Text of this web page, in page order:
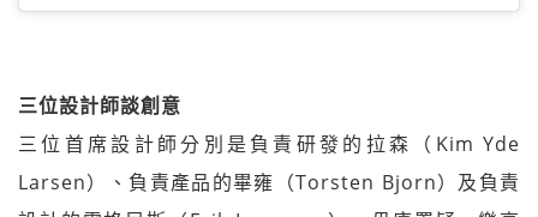
三位設計師談創意
三位首席設計師分別是負責研發的拉森（Kim Yde
Larsen）、負責產品的畢雍（Torsten Bjorn）及負責